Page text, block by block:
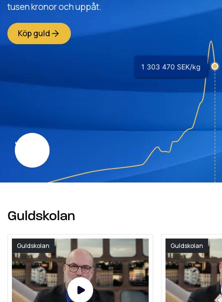
1 303 470 SEK/kg
tusen kronor och uppåt.
Köp guld
👋🏻
Guldskolan
Guldskolan Guldskolan